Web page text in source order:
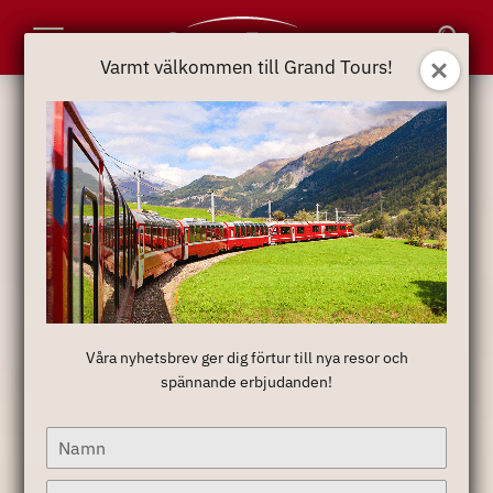
NavigationVarmt välkommen till Grand Tours!
Våra nyhetsbrev ger dig förtur till nya resor och
spännande erbjudanden!
Type
your
name
Varmt välkommen till Grand Tours!
Våra nyhetsbrev ger dig förtur till nya resor och
spännande erbjudanden!
Type
your
name